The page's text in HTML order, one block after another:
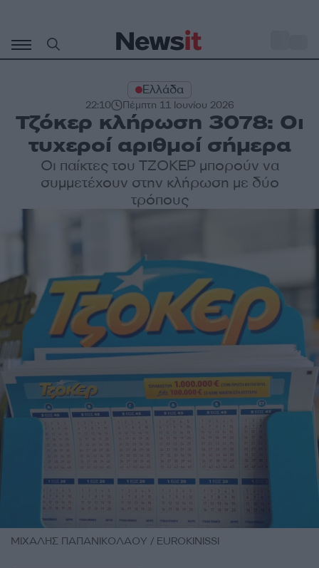
περιεχόμενο
Ελλάδα
22:10 Πέμπτη 11 Ιουνίου 2026
Τζόκερ κλήρωση 3078: Οι
τυχεροί αριθμοί σήμερα
Οι παίκτες του ΤΖΟΚΕΡ μπορούν να
συμμετέχουν στην κλήρωση με δύο
τρόπους
ΜΙΧΑΛΗΣ ΠΑΠΑΝΙΚΟΛΑΟΥ / EUROKINISSI